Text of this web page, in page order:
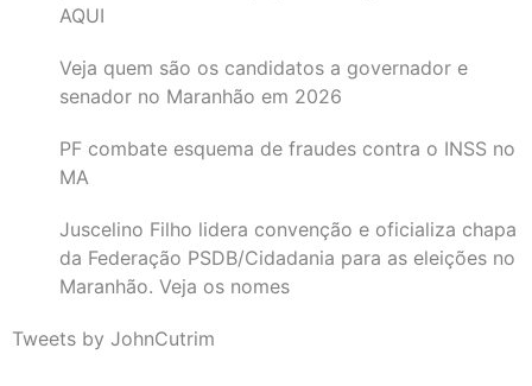
AQUI
Veja quem são os candidatos a governador e
senador no Maranhão em 2026
PF combate esquema de fraudes contra o INSS no
MA
Juscelino Filho lidera convenção e oficializa chapa
da Federação PSDB/Cidadania para as eleições no
Maranhão. Veja os nomes
Tweets by JohnCutrim